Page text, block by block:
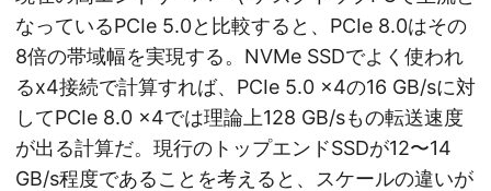
なっているPCIe 5.0と比較すると、PCIe 8.0はその
8倍の帯域幅を実現する。NVMe SSDでよく使われ
るx4接続で計算すれば、PCIe 5.0 x4の16 GB/sに対
してPCIe 8.0 x4では理論上128 GB/sもの転送速度
が出る計算だ。現行のトップエンドSSDが12〜14
GB/s程度であることを考えると、スケールの違いが